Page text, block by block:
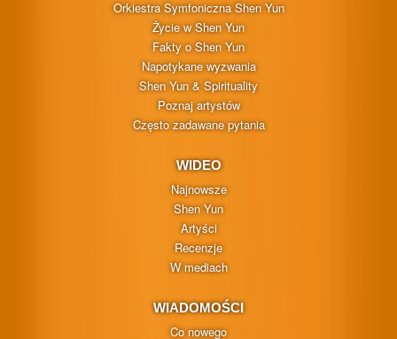
Orkiestra Symfoniczna Shen Yun
Życie w Shen Yun
Fakty o Shen Yun
Napotykane wyzwania
Shen Yun & Spirituality
Poznaj artystów
Często zadawane pytania
WIDEO
Najnowsze
Shen Yun
Artyści
Recenzje
W mediach
WIADOMOŚCI
Co nowego